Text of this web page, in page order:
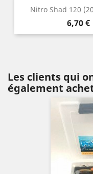
Nitro Shad 120
Prix
6,70 €
Les clients qui
également